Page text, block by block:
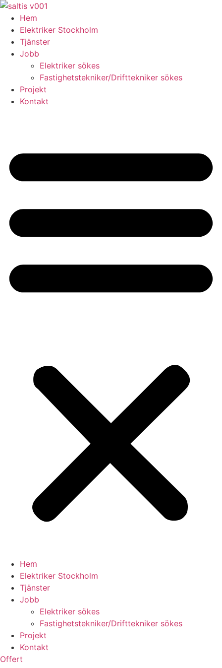
Skip
content
Hem
Elektriker Stockholm
Tjänster
Jobb
Elektriker sökes
Fastighetstekniker/Drifttekniker sökes
Projekt
Kontakt
Hem
Elektriker Stockholm
Tjänster
Jobb
Elektriker sökes
Fastighetstekniker/Drifttekniker sökes
Projekt
Kontakt
Offert